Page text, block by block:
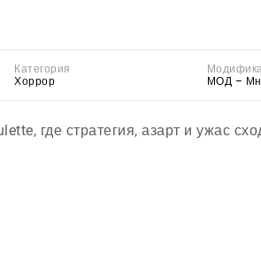
Категория
Хоррор
МОД –
где стратегия, азарт и ужас